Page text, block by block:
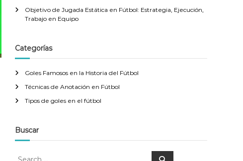
Objetivo de Jugada Estática en Fútbol: Estrategia, Ejecución,
Trabajo en Equipo
Categorías
Goles Famosos en la Historia del Fútbol
Técnicas de Anotación en Fútbol
Tipos de goles en el fútbol
Buscar
S
S